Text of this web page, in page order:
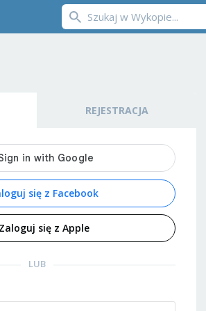
REJESTRACJA
się z Facebook
Zaloguj się z Apple
LUB